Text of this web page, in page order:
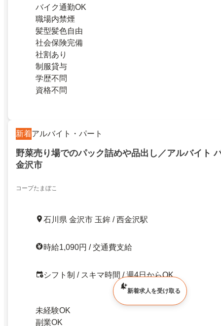
バイク通勤OK
職場内禁煙
髪型髪色自由
社会保険完備
社割あり
制服貸与
学歴不問
資格不問
新着アルバイト・パート
野菜売り場でのパック詰めや品出し／アルバイト
金沢市
コープたまぼこ
石川県 金沢市 玉鉾 / 西金沢駅
時給1,090円 / 交通費支給
シフト制 / スキマ時間 / 週4日からOK
未経験OK
副業OK
新着求人を受け取る